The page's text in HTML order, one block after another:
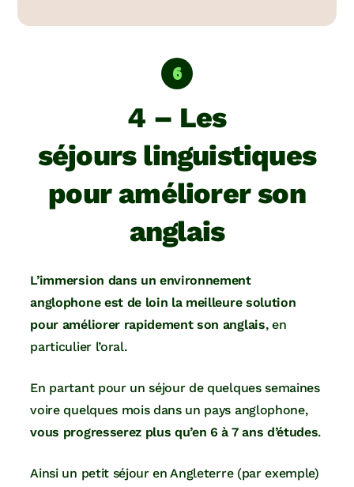
4 – Les
séjours linguistiques
pour améliorer son
anglais
L’immersion dans un environnement
anglophone est de loin la meilleure solution
pour améliorer rapidement son anglais, en
particulier l’oral.
En partant pour un séjour de quelques semaines
voire quelques mois dans un pays anglophone,
vous progresserez plus qu’en 6 à 7 ans d’études.
Ainsi un petit séjour en Angleterre (par exemple)